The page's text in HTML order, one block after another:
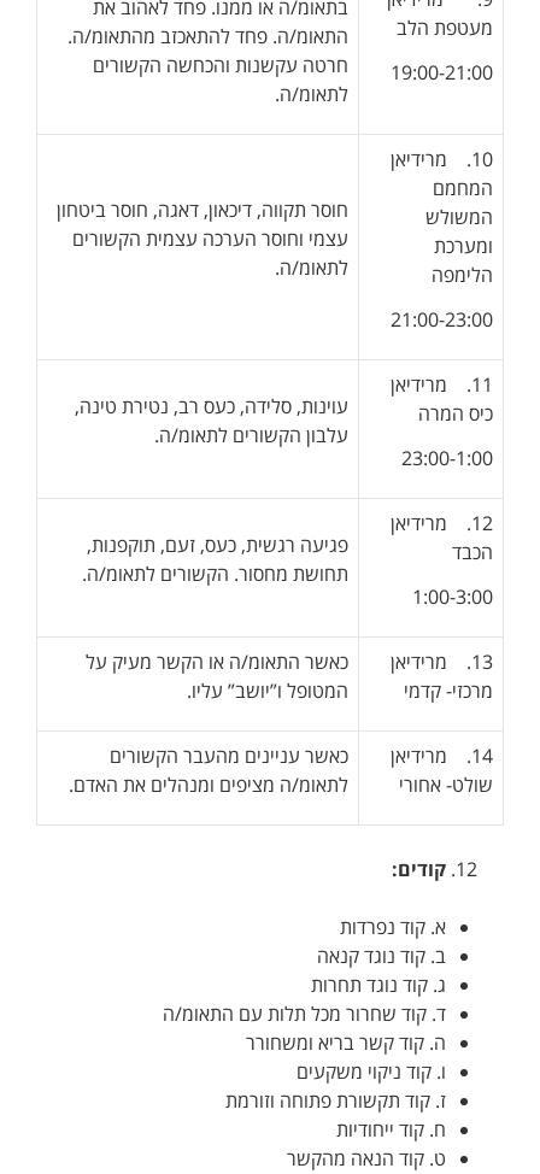
מעטפת הלב
19:00-21:00
בתאומ/ה או ממנו. פחד לאהוב את
התאומ/ה. פחד להתאכזב מהתאומ/ה.
חרטה עקשנות והכחשה הקשורים
לתאומ/ה.
10. מרידיאן
המחמם
המשולש
ומערכת
הלימפה
21:00-23:00
חוסר תקווה, דיכאון, דאגה, חוסר ביטחון
עצמי וחוסר הערכה עצמית הקשורים
לתאומ/ה.
11. מרידיאן
כיס המרה
23:00-1:00
עוינות, סלידה, כעס רב, נטירת טינה,
עלבון הקשורים לתאומ/ה.
12. מרידיאן
הכבד
1:00-3:00
פגיעה רגשית, כעס, זעם, תוקפנות,
תחושת מחסור. הקשורים לתאומ/ה.
13. מרידיאן
מרכזי- קדמי
כאשר התאומ/ה או הקשר מעיק על
המטופל ו”יושב” עליו.
14. מרידיאן
שולט- אחורי
כאשר עניינים מהעבר הקשורים
לתאומ/ה מציפים ומנהלים את האדם.
קודים:
א. קוד נפרדות
ב. קוד נוגד קנאה
ג. קוד נוגד תחרות
ד. קוד שחרור מכל תלות עם התאומ/ה
ה. קוד קשר בריא ומשחורר
ו. קוד ניקוי משקעים
ז. קוד תקשורת פתוחה וזורמת
ח. קוד ייחודיות
ט. קוד הנאה מהקשר